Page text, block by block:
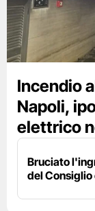
Incendio
Napoli,
elettrico
Bruciato
del